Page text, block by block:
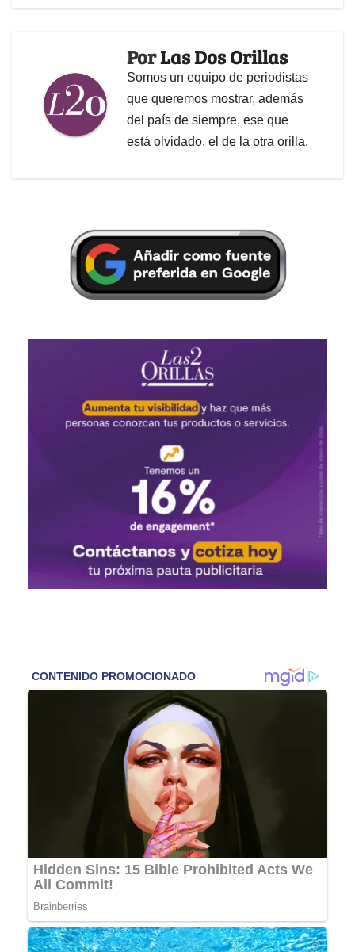
PorLas Dos Orillas
Somos un equipo de periodistas
que queremos mostrar, además
del país de siempre, ese que
está olvidado, el de la otra orilla.